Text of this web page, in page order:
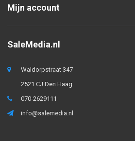
Mijn account
SaleMedia.nl
Waldorpstraat 347
2521 CJ Den Haag
070-2629111
info@salemedia.nl